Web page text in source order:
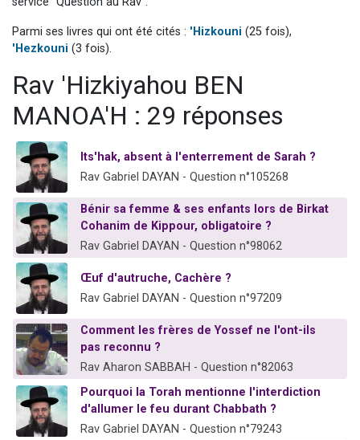
3 personnes viennent de faire un don pour 5 jours de vacances aux Orphelins
Parmi ses livres qui ont été cités : 'Hizkouni (25 fois),
'Hezkouni (3 fois).
Rav 'Hizkiyahou BEN
MANOA'H : 29 réponses
Its'hak, absent à l'enterrement de Sarah ?
Rav Gabriel DAYAN - Question n°105268
Bénir sa femme & ses enfants lors de Birkat
Cohanim de Kippour, obligatoire ?
Rav Gabriel DAYAN - Question n°98062
Œuf d'autruche, Cachère ?
Rav Gabriel DAYAN - Question n°97209
Comment les frères de Yossef ne l'ont-ils
pas reconnu ?
Rav Aharon SABBAH - Question n°82063
Pourquoi la Torah mentionne l'interdiction
d'allumer le feu durant Chabbath ?
Rav Gabriel DAYAN - Question n°79243